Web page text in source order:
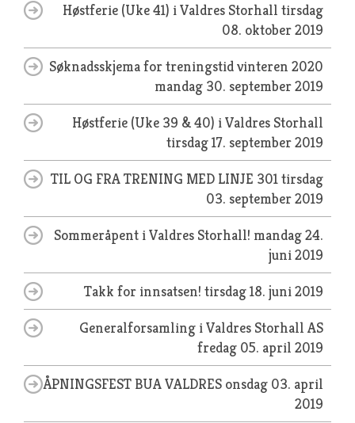
Høstferie (Uke 41) i Valdres Storhall tirsdag
08. oktober 2019
Søknadsskjema for treningstid vinteren 2020
mandag 30. september 2019
Høstferie (Uke 39 & 40) i Valdres Storhall
tirsdag 17. september 2019
TIL OG FRA TRENING MED LINJE 301tirsdag
03. september 2019
Sommeråpent i Valdres Storhall! mandag 24.
juni 2019
Takk for innsatsen! tirsdag 18. juni 2019
Generalforsamling i Valdres Storhall AS
fredag 05. april 2019
ÅPNINGSFEST BUA VALDRES onsdag 03. april
2019